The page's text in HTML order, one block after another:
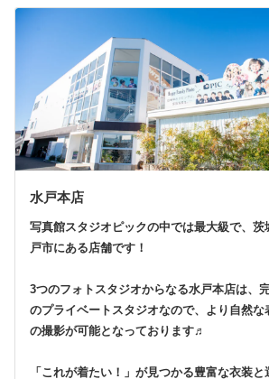
水戸本店
写真館スタジオピックの中では最大級で、茨
戸市にある店舗です！
3つのフォトスタジオからなる水戸本店は、
のプライベートスタジオなので、より自然な
の撮影が可能となっております♬
「これが着たい！」が見つかる豊富な衣装と